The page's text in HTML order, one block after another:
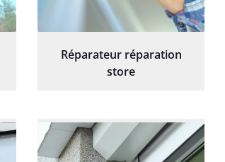
Réparateur réparation
store